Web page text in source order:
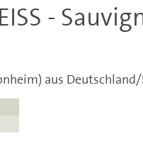
-
aus Deutschland/